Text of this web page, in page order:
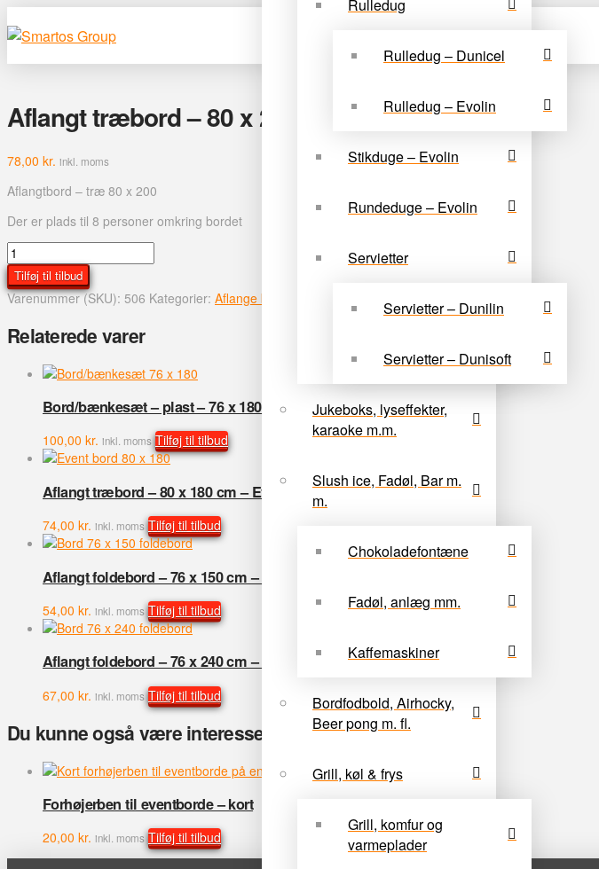
Rulledug
Rulledug – Dunicel
Rulledug – Evolin
Stikduge – Evolin
Rundeduge – Evolin
Servietter
Servietter – Dunilin
Servietter – Dunisoft
Jukeboks, lyseffekter,
karaoke m.m.
Slush ice, Fadøl, Bar m.
m.
Chokoladefontæne
Fadøl, anlæg mm.
Kaffemaskiner
Bordfodbold, Airhocky,
Beer pong m. fl.
Grill, køl & frys
Grill, komfur og
varmeplader
Aflangt træbord – 80 x 200 cm – Event
78,00 kr. inkl. moms
Aflangtbord – træ 80 x 200
Der er plads til 8 personer omkring bordet
Aflangt
træbord
-
80
200
Tilføj til tilbud
Varenummer (SKU): 506 Kategorier: Aflange borde
Relaterede varer
Bord/bænkesæt – plast – 76 x 180 cm
100,00 kr. inkl. moms Tilføj til tilbud
Aflangt træbord – 80 x 180 cm – Event
74,00 kr. inkl. moms Tilføj til tilbud
Aflangt foldebord – 76 x 150 cm – plast
54,00 kr. inkl. moms Tilføj til tilbud
Aflangt foldebord – 76 x 240 cm – plast
67,00 kr. inkl. moms Tilføj til tilbud
Du kunne også være interesseret i…
Forhøjerben til eventborde – kort
20,00 kr. inkl. moms Tilføj til tilbud